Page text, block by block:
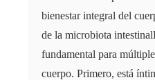
bienestar integral del
de la microbiota
fundamental para
cuerpo. Primero, está